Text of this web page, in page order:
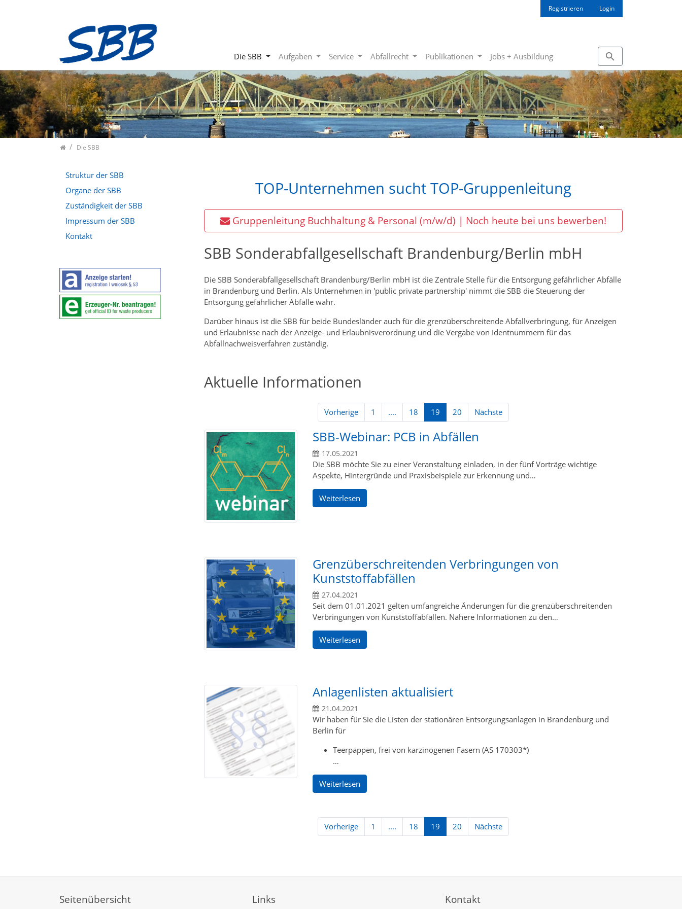
Zum Inhalt springen
Registrieren Login
Die SBB Aufgaben Service Abfallrecht Publikationen Jobs + Ausbildung
Die SBB
TOP-Unternehmen sucht TOP-Gruppenleitung
Gruppenleitung Buchhaltung & Personal (m/w/d) | Noch heute bei uns bewerben!
SBB Sonderabfallgesellschaft Brandenburg/Berlin mbH
Die SBB Sonderabfallgesellschaft Brandenburg/Berlin mbH ist die Zentrale Stelle für die Entsorgung gefährlicher Abfälle
in Brandenburg und Berlin. Als Unternehmen in 'public private partnership' nimmt die SBB die Steuerung der
Entsorgung gefährlicher Abfälle wahr.
Darüber hinaus ist die SBB für beide Bundesländer auch für die grenzüberschreitende Abfallverbringung, für Anzeigen
und Erlaubnisse nach der Anzeige- und Erlaubnisverordnung und die Vergabe von Identnummern für das
Abfallnachweisverfahren zuständig.
Aktuelle Informationen
Vorherige 1 .... 18 19 20 Nächste
SBB-Webinar: PCB in Abfällen
17.05.2021
Die SBB möchte Sie zu einer Veranstaltung einladen, in der fünf Vorträge wichtige
Aspekte, Hintergründe und Praxisbeispiele zur Erkennung und…
Weiterlesen
Grenzüberschreitenden Verbringungen von
Kunststoffabfällen
27.04.2021
Seit dem 01.01.2021 gelten umfangreiche Änderungen für die grenzüberschreitenden
Verbringungen von Kunststoffabfällen. Nähere Informationen zu den…
Weiterlesen
Anlagenlisten aktualisiert
21.04.2021
Wir haben für Sie die Listen der stationären Entsorgungsanlagen in Brandenburg und
Berlin für
Teerpappen, frei von karzinogenen Fasern (AS 170303*)
…
Weiterlesen
Vorherige 1 .... 18 19 20 Nächste
Struktur der SBB
Organe der SBB
Zuständigkeit der SBB
Impressum der SBB
Kontakt
Seitenübersicht Links Kontakt